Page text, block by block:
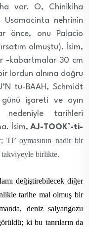
var. O, Chinikiha
Usamacinta nehrinin
önce, onu Palacio
olmuştu). İsim,
-kabartmalar 30 cm
lordun alnına doğru
tu-BAAH, Schmidt
işareti ve ayın
nedeniyle tarihleri
İsim, AJ-TOOK’-ti-
oymasının nadir bir
takviyeyle birlikte.
değiştirebilecek diğer
tarihe mal olmuş bir
deniz salyangozu
ki bu tanrıların da